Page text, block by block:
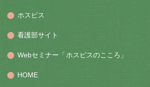
ホスピス
看護部サイト
Webセミナー「ホスピスのこころ」
HOME